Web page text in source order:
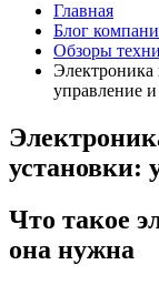
Главная
Блог
Обзоры
Электроника
управление и
установки:
Что такое
она нужна